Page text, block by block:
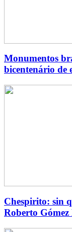
Monumentos
bicentenário de
Chespirito: sin
Roberto